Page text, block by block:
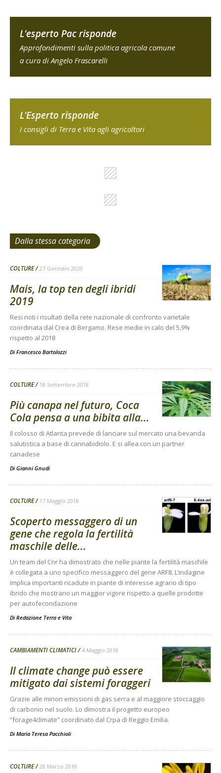
L'esperto Pac risponde
Approfondimenti sulla politica agricola comune
a cura di Angelo Frascarelli
L'Esperto risponde
I consigli di Terra e Vita agli agricoltori
Dalla stessa categoria
COLTURE 27 Gennaio 2020
Mais, la top ten degli ibridi
2019
Resi noti i risultati della rete nazionale di confronto varietale
coordinata dal Crea di Bergamo. Rese medie in calo del 5,9%
rispetto al 2018
Di Francesco Bartolozzi
COLTURE 18 Settembre 2018
Più canapa nel futuro, Coca
Cola pensa a una bibita alla...
Il colosso di Atlanta prevede di lanciare sul mercato una bevanda
salutistica a base di cannabidiolo. E si allea con un partner
canadese
Di Gianni Gnudi
COLTURE 17 Maggio 2018
Scoperto messaggero di un
gene che regola la fertilità
maschile delle...
Un team del Cnr ha dimostrato che nelle piante la fertilità maschile
è collegata a uno specifico messaggero del gene ARF8. L’indagine
implica importanti ricadute in piante di interesse agrario di tipo
ibrido che mostrano un maggior vigore rispetto a quelle prodotte
per autofecondazione
Di Redazione Terra e Vita
CAMBIAMENTI CLIMATICI 4 Maggio 2018
Il climate change può essere
mitigato dai sistemi foraggeri
Grazie alle minori emissioni di gas serra e al maggiore stoccaggio
di carbonio nel suolo. Lo dimostra il progetto europeo
“forage4climate” coordinato dal Crpa di Reggio Emilia.
Di Maria Teresa Pacchioli -
COLTURE 28 Marzo 2018